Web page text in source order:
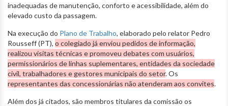
inadequadas de manutenção, conforto e acessibilidade, além do
elevado custo da passagem.
Na execução do Plano de Trabalho, elaborado pelo relator Pedro
Rousseff (PT), o colegiado já enviou pedidos de informação,
realizou visitas técnicas e promoveu debates com usuários,
permissionários de linhas suplementares, entidades da sociedade
civil, trabalhadores e gestores municipais do setor. Os
representantes das concessionárias não atenderam aos convites.
Além dos já citados, são membros titulares da comissão os